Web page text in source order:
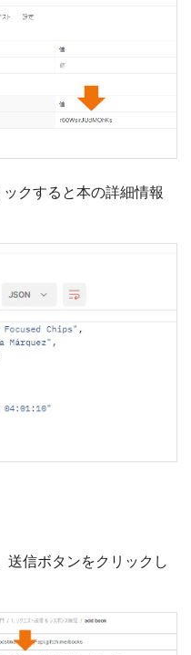
クすると本の詳細情報
信ボタンをクリックし